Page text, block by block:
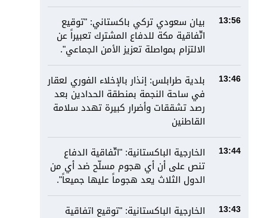
13:56
بيان سعودي تركي باكستاني: "توقيع
اتّفاقية مكة للدفاع المشترك تعبيراً عن
الالتزام بمواصلة تعزيز الأمن الجماعي".
13:46
بلدية طرابلس: إنذار بالإخلاء الفوري لعقار
في ساحة النجمة بمنطقة الحدادين بعد
رصد تشققات وأضرار كبيرة تهدد سلامة
القاطنين
13:44
الخارجية الباكستانية: "اتّفاقية الدفاع
تنص على أن أي هجوم مسلّح ضد أي من
الدول الثلاث يعد هجوماً عليها جميعاً".
13:43
الخارجية الباكستانية: "توقيع اتفاقية